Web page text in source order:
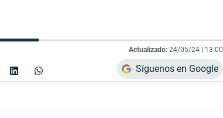
Actualizado: 24/05/24 | 13:00
Síguenos en Google